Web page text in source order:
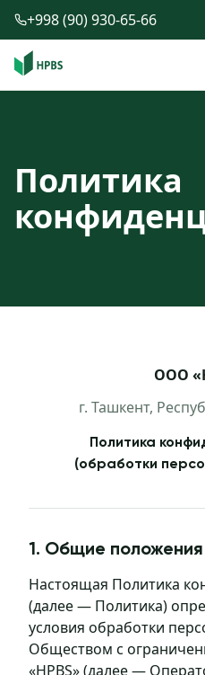
Перейти к содержимому
+998 (90) 930-65-66
Политика
ООО
г. Ташкент,
Политика
(обработки
1. Общие положения
Настоящая Политика
(далее — Политика)
условия обработки
Обществом с
«HPBS» (далее —